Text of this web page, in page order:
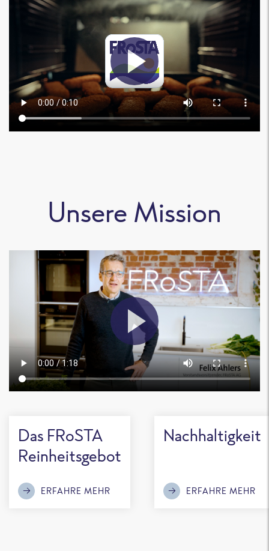
Unsere Mission
Das FRoSTA
Reinheitsgebot
ERFAHRE MEHR
Nachhaltigkeit
ERFAHRE MEHR